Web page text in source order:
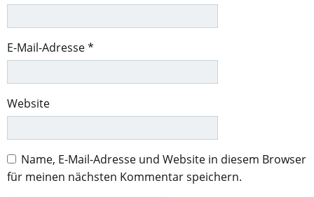
E-Mail-Adresse*
Website
Name, E-Mail-Adresse und Website in diesem Browser
für meinen nächsten Kommentar speichern.